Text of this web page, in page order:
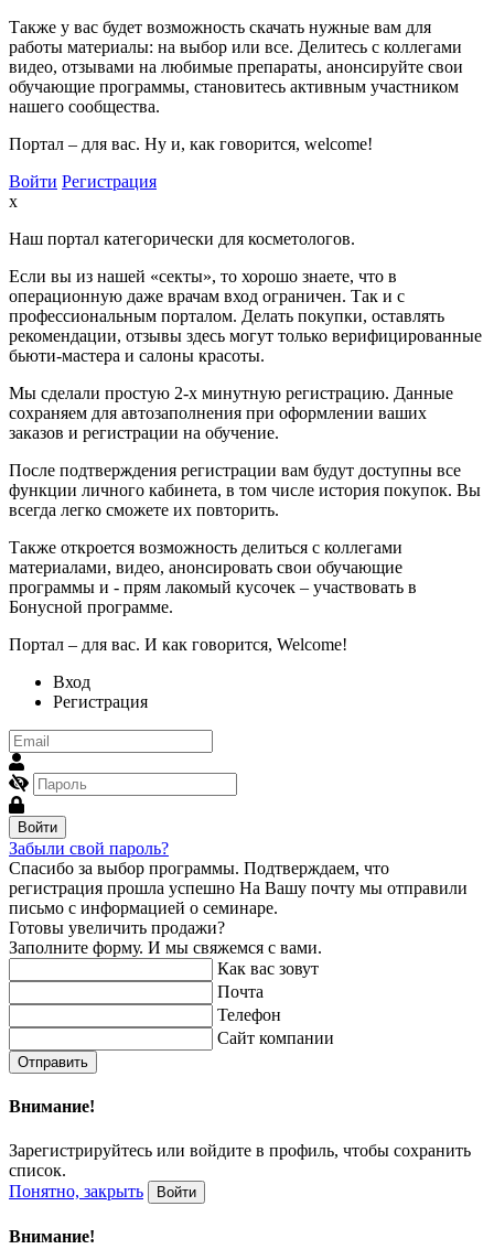
Также у вас будет возможность скачать нужные вам для
работы материалы: на выбор или все. Делитесь с коллегами
видео, отзывами на любимые препараты, анонсируйте свои
обучающие программы, становитесь активным участником
нашего сообщества.
Портал – для вас. Ну и, как говорится, welcome!
Войти Регистрация
x
Наш портал категорически для косметологов.
Если вы из нашей «секты», то хорошо знаете, что в
операционную даже врачам вход ограничен. Так и с
профессиональным порталом. Делать покупки, оставлять
рекомендации, отзывы здесь могут только верифицированные
бьюти-мастера и салоны красоты.
Мы сделали простую 2-х минутную регистрацию. Данные
сохраняем для автозаполнения при оформлении ваших
заказов и регистрации на обучение.
После подтверждения регистрации вам будут доступны все
функции личного кабинета, в том числе история покупок. Вы
всегда легко сможете их повторить.
Также откроется возможность делиться с коллегами
материалами, видео, анонсировать свои обучающие
программы и - прям лакомый кусочек – участвовать в
Бонусной программе.
Портал – для вас. И как говорится, Welcome!
Вход
Регистрация
Войти
Забыли свой пароль?
Спасибо за выбор программы. Подтверждаем, что
регистрация прошла успешно На Вашу почту мы отправили
письмо с информацией о семинаре.
Готовы увеличить продажи?
Заполните форму. И мы свяжемся с вами.
Как вас зовут
Почта
Телефон
Сайт компании
Отправить
Внимание!
Зарегистрируйтесь или войдите в профиль, чтобы сохранить
список.
Понятно, закрыть
Войти
Внимание!